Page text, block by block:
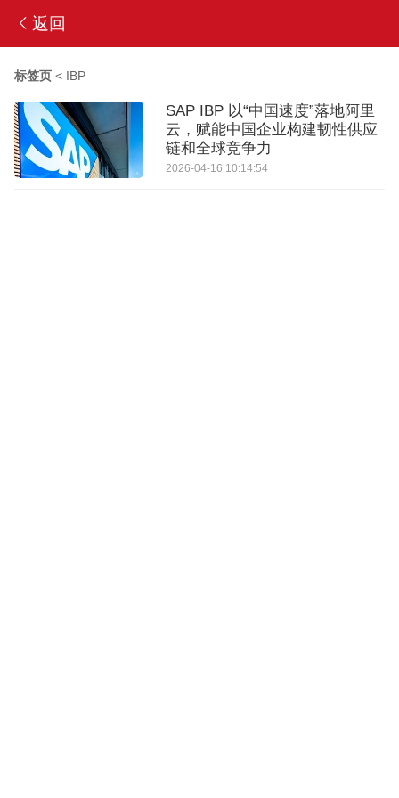
返回
标签页< IBP
SAP IBP 以“中国速度”落地阿里
云，赋能中国企业构建韧性供应
链和全球竞争力
2026-04-16 10:14:54